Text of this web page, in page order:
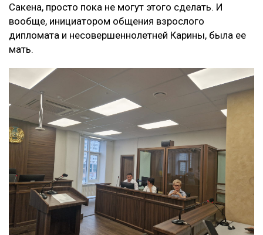
Сакена, просто пока не могут этого сделать. И
вообще, инициатором общения взрослого
дипломата и несовершеннолетней Карины, была ее
мать.